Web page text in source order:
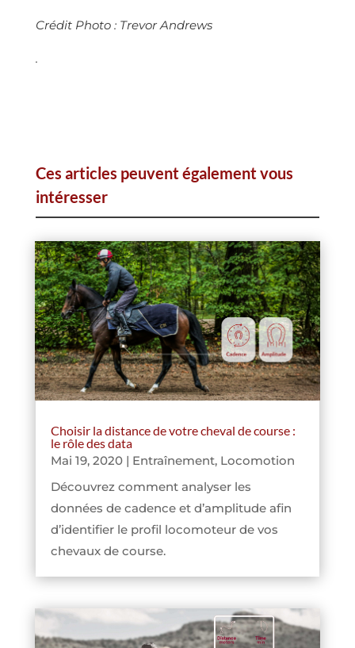
Crédit Photo : Trevor Andrews
.
Ces articles peuvent également vous
intéresser
Choisir la distance de votre cheval de course :
le rôle des data
Mai 19, 2020| Entraînement, Locomotion
Découvrez comment analyser les
données de cadence et d’amplitude afin
d’identifier le profil locomoteur de vos
chevaux de course.